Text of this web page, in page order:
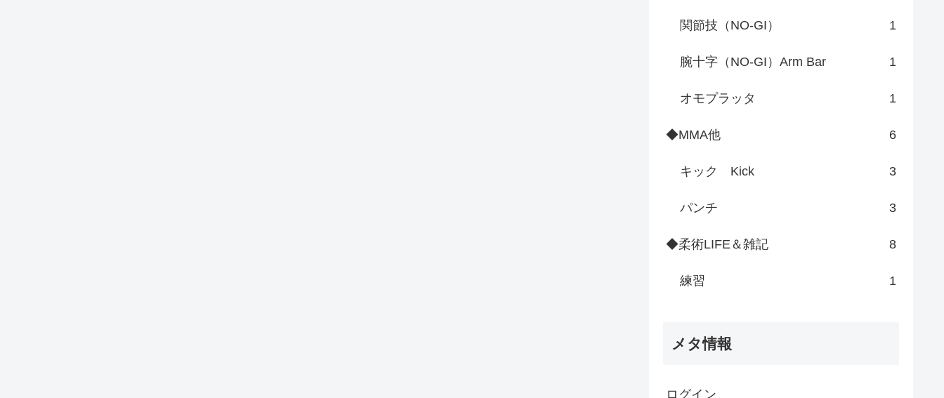
関節技（NO-GI） 1
腕十字（NO-GI）Arm Bar 1
オモプラッタ 1
◆MMA他 6
キック Kick 3
パンチ 3
◆柔術LIFE＆雑記 8
練習 1
メタ情報
ログイン